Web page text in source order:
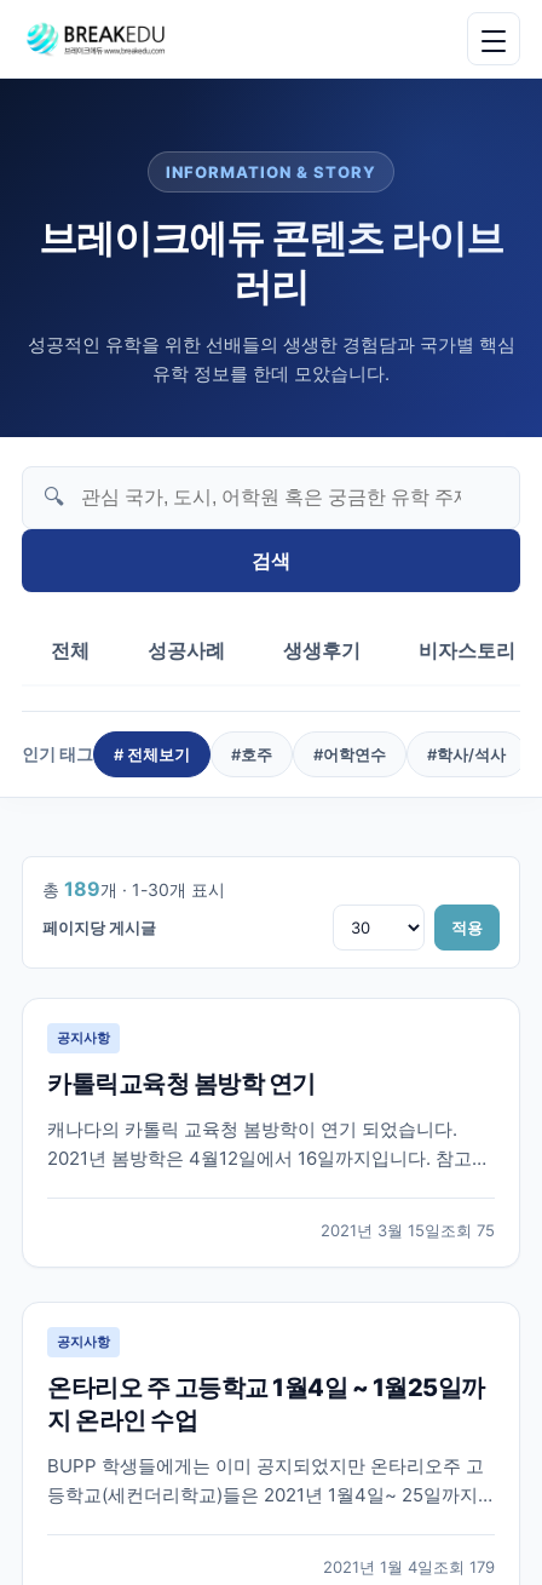
INFORMATION & STORY
브레이크에듀 콘텐츠 라이브
러리
성공적인 유학을 위한 선배들의 생생한 경험담과 국가별 핵심
유학 정보를 한데 모았습니다.
🔍
검색
전체 성공사례 생생후기 비자스토리
인기 태그 # 전체보기 #호주 #어학연수 #학사/석사
총 189개 · 1-30개 표시
페이지당 게시글 적용
1/7
공지사항
카톨릭교육청 봄방학 연기
캐나다의 카톨릭 교육청 봄방학이 연기 되었습니다.
2021년 봄방학은 4월12일에서 16일까지입니다. 참고부
2021년 3월 15일조회 75
공지사항
온타리오 주 고등학교 1월4일 ~ 1월25일까
지 온라인 수업
BUPP 학생들에게는 이미 공지되었지만 온타리오주 고
등학교(세컨더리학교)들은 2021년 1월4일~ 25일까지
2021년 1월 4일조회 179